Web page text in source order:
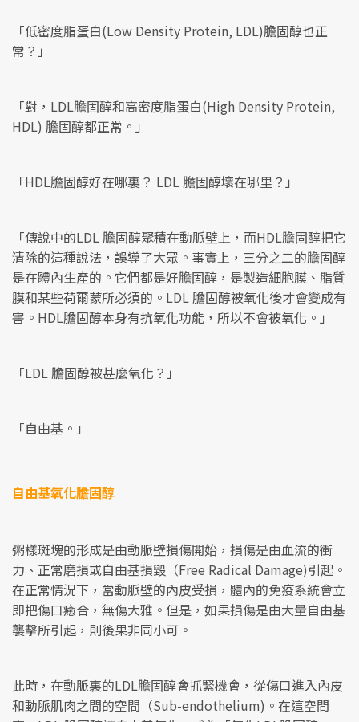
「低密度脂蛋白(Low Density Protein, LDL)膽固醇也正
常？」
「對，LDL膽固醇和高密度脂蛋白(High Density Protein,
HDL) 膽固醇都正常。」
「HDL膽固醇好在哪裏？ LDL 膽固醇壞在哪里？」
「傳說中的LDL 膽固醇聚積在動脈壁上，而HDL膽固醇把它
清除的這種說法，誤導了大眾。事實上，三分之二的膽固醇
是在體內生產的。它們都是好膽固醇，是製造細胞膜、脂質
膜和某些荷爾蒙所必須的。LDL 膽固醇被氧化後才會變成有
害。HDL膽固醇本身有抗氧化功能，所以不會被氧化。」
「LDL 膽固醇被甚麼氧化？」
「自由基。」
自由基氧化膽固醇
粥樣斑塊的形成是由動脈壁損傷開始，損傷是由血流的衝
力、正常磨損或自由基損毀（Free Radical Damage)引起。
在正常情況下，當動脈壁的內皮受損，體內的免疫系統會立
即把傷口癒合，無傷大雅。但是，如果損傷是由大量自由基
襲擊所引起，則後果非同小可。
此時，在動脈裏的LDL膽固醇會抓緊機會，從傷口進入內皮
和動脈肌肉之間的空間（Sub-endothelium)。在這空間